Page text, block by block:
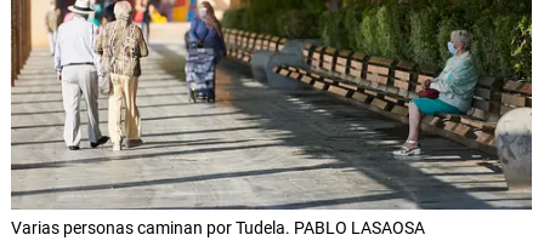
Varias personas caminan por Tudela. PABLO LASAOSA